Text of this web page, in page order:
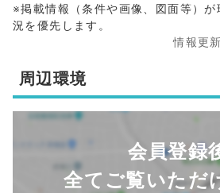
※掲載情報（条件や画像、図面等）が
況を優先します。
情報更
周辺環境
会員登録
全てご覧いただ